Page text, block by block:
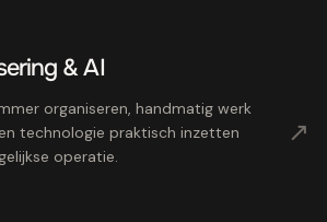
& AI
organiseren, handmatig werk
technologie praktisch inzetten
operatie.
↗